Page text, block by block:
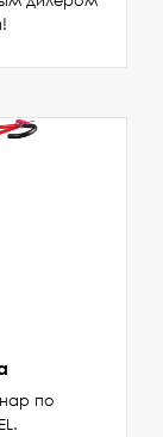
по